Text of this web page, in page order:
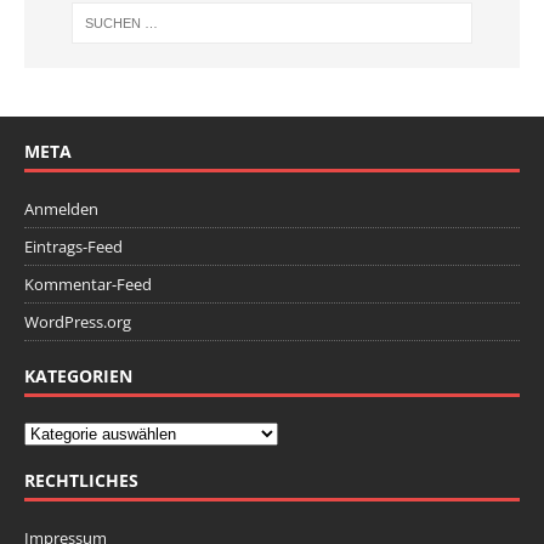
META
Anmelden
Eintrags-Feed
Kommentar-Feed
WordPress.org
KATEGORIEN
RECHTLICHES
Impressum